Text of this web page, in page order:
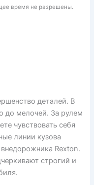
время не разрешены.
деталей. В
до мелочей. За рулем
чувствовать себя
линии кузова
Rexton.
строгий и